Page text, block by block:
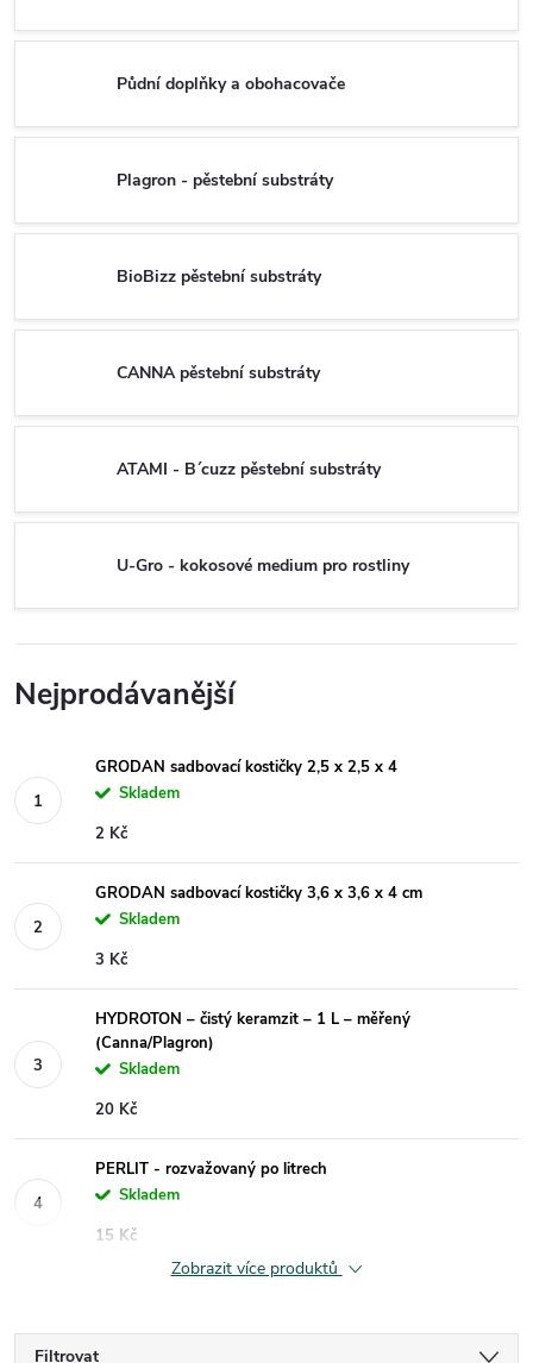
Půdní doplňky a obohacovače
Plagron - pěstební substráty
BioBizz pěstební substráty
CANNA pěstební substráty
ATAMI - B´cuzz pěstební substráty
U-Gro - kokosové medium pro rostliny
Nejprodávanější
GRODAN sadbovací kostičky 2,5 x 2,5 x 4
Skladem
2 Kč
GRODAN sadbovací kostičky 3,6 x 3,6 x 4 cm
Skladem
3 Kč
HYDROTON – čistý keramzit – 1 L – měřený
(Canna/Plagron)
Skladem
20 Kč
PERLIT - rozvažovaný po litrech
Skladem
15 Kč
Zobrazit více produktů
Filtrovat